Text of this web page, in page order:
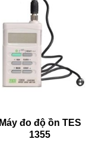
Máy đo độ ồn TES
1355